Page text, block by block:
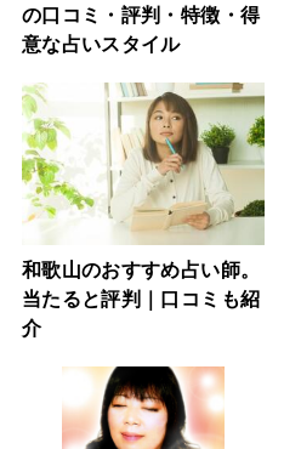
の口コミ・評判・特徴・得
意な占いスタイル
和歌山のおすすめ占い師。
当たると評判｜口コミも紹
介